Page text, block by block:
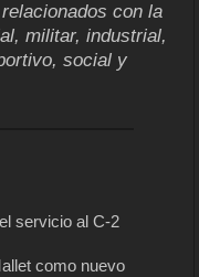
con la
militar, industrial,
social y
servicio al C-2
como nuevo